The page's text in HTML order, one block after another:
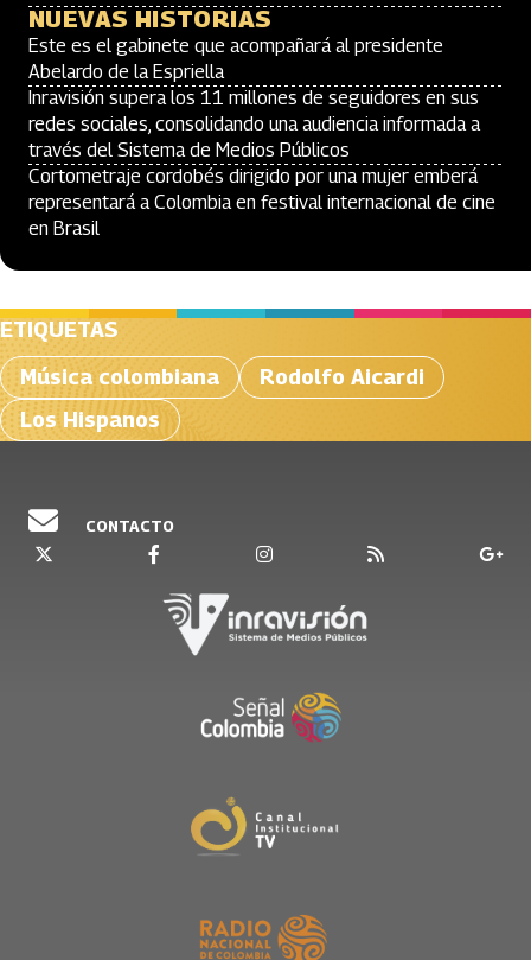
NUEVAS HISTORIAS
Este es el gabinete que acompañará al presidente
Abelardo de la Espriella
Inravisión supera los 11 millones de seguidores en sus
redes sociales, consolidando una audiencia informada a
través del Sistema de Medios Públicos
Cortometraje cordobés dirigido por una mujer emberá
representará a Colombia en festival internacional de cine
en Brasil
ETIQUETAS
Música colombiana
Rodolfo Aicardi
Los Hispanos
CONTACTO